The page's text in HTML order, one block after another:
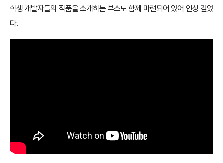
학생 개발자들의 작품을 소개하는 부스도 함께 마련되어 있어 인상 깊었
다.